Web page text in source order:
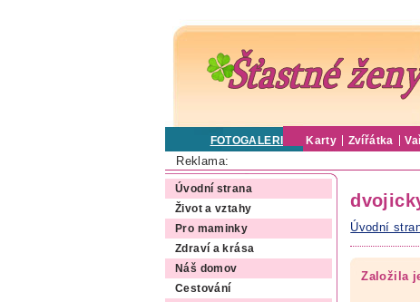
FOTOGALERIE Karty Zvířátka
Reklama:
Úvodní strana
Život a vztahy
Pro maminky
Zdraví a krása
Náš domov
Cestování
Úvodní
Založila